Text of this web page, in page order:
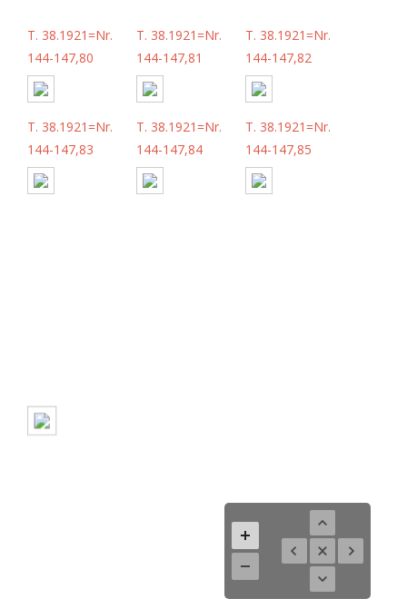
T. 38.1921=Nr.
144-147,80
T. 38.1921=Nr.
144-147,81
T. 38.1921=Nr.
144-147,82
T. 38.1921=Nr.
144-147,83
T. 38.1921=Nr.
144-147,84
T. 38.1921=Nr.
144-147,85